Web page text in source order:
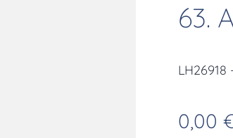
63.
LH26918
0,00